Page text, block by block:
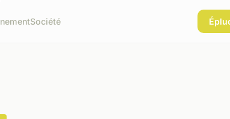
Société